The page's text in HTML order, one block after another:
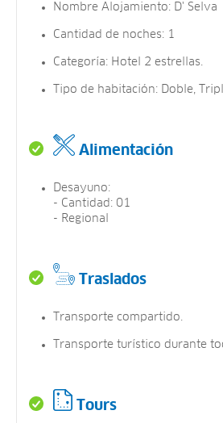
Nombre Alojamiento: D' Selva
Cantidad de noches: 1
Categoría: Hotel 2 estrellas.
Tipo de habitación: Doble,
Alimentación
Desayuno:
- Cantidad: 01
- Regional
Traslados
Transporte compartido.
Transporte turístico durante
Tours